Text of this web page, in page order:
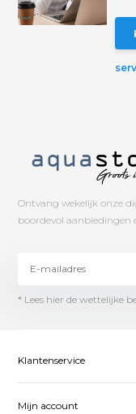
Ontvang wekelijk onze
boordevol aanbiedingen
* Lees hier de wettelijke
Klantenservice
Mijn account